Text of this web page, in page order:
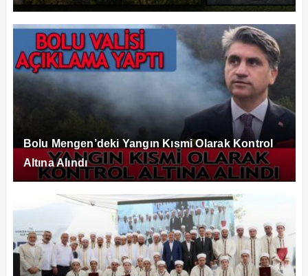
Bolu Mengen’deki Yangın Kısmi Olarak Kontrol
Altına Alındı